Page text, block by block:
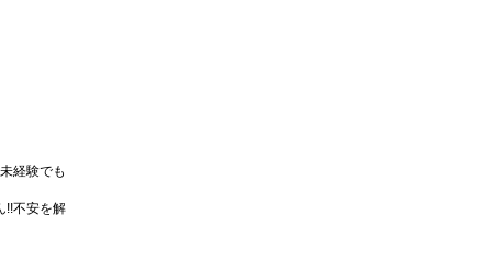
経験でも
!!不安を解